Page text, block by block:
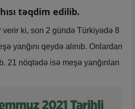
təqdim edilib.
verir ki, son 2 gündə Türkiyədə 8
yanğını qeydə alınıb. Onlardan
21 nöqtədə isə meşə yanğınları